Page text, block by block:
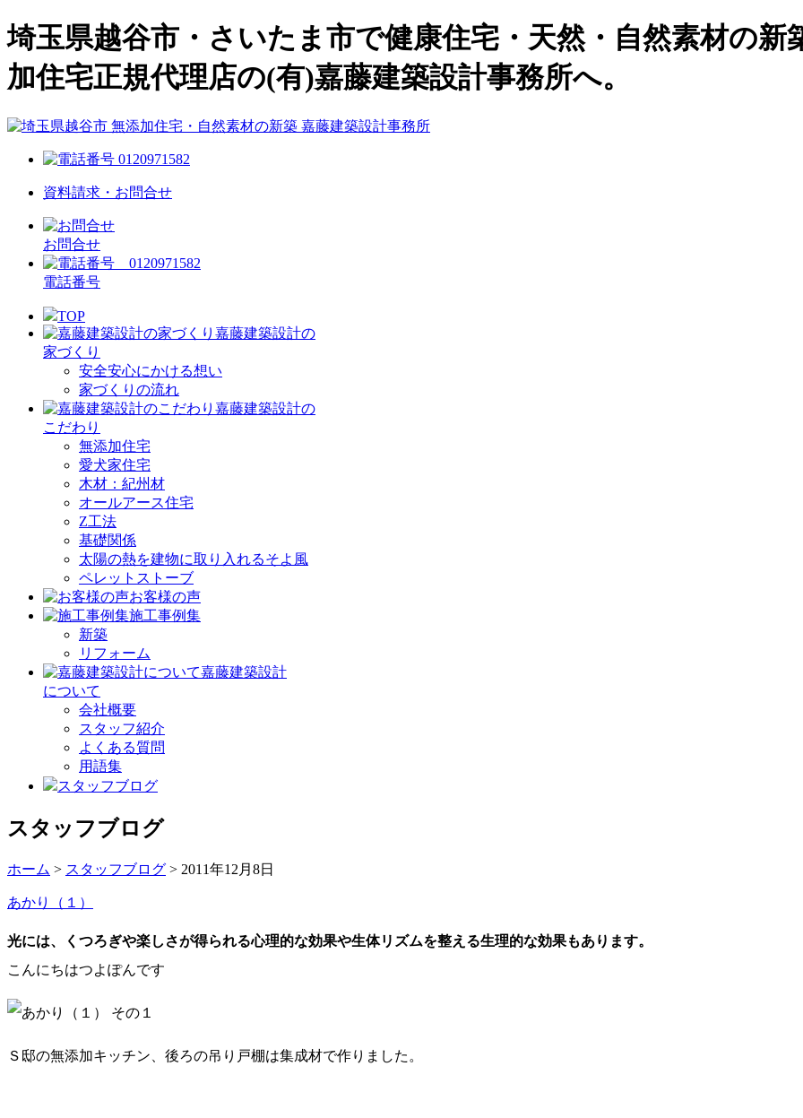
埼玉県越谷市・さいたま市で健康住宅・天然・自然素材の新
加住宅正規代理店の(有)嘉藤建築設計事務所へ。
資料請求・お問合せ
お問合せ
電話番号
TOP
嘉藤建築設計の
家づくり
安全安心にかける想い
家づくりの流れ
嘉藤建築設計の
こだわり
無添加住宅
愛犬家住宅
木材：紀州材
オールアース住宅
Z工法
基礎関係
太陽の熱を建物に取り入れるそよ風
ペレットストーブ
お客様の声
施工事例集
新築
リフォーム
嘉藤建築設計
について
会社概要
スタッフ紹介
よくある質問
用語集
スタッフブログ
スタッフブログ
ホーム > スタッフブログ > 2011年12月8日
あかり（１）
光には、くつろぎや楽しさが得られる心理的な効果や生体リズムを整える生理的な効果もあります。
こんにちはつよぽんです
Ｓ邸の無添加キッチン、後ろの吊り戸棚は集成材で作りました。